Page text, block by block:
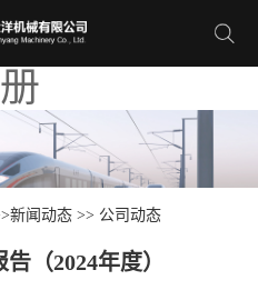
新闻动态 >> 公司动态
（2024年度）